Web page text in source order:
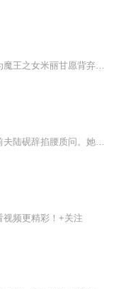
视频更精彩！+关注